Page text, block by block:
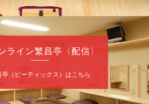
2,000円 当日2,500円 25歳以下前売・
共1,000円
合せ：落語ファクトリー 0120-874-315
8月 9 日（日）
：番組案内
豆／露の瑞／桂きん太郎／いわみせいじ
顔絵）／桂三扇／桂文太～仲入～笑福亭
ライン繁昌亭〈配信〉
亭（ピーティックス）はこちら